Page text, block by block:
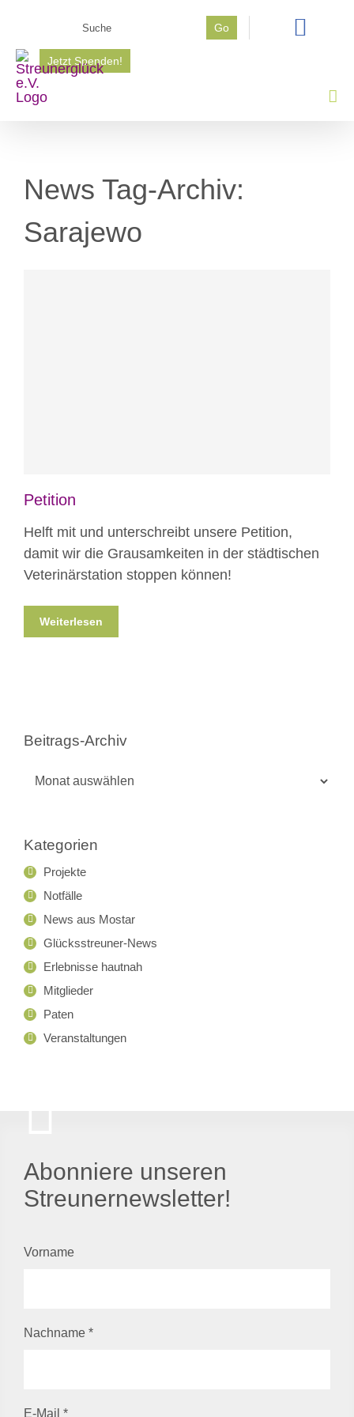
springen
Go
Jetzt Spenden!
News Tag-Archiv:
Sarajewo
Petition
Helft mit und unterschreibt unsere Petition,
damit wir die Grausamkeiten in der städtischen
Veterinärstation stoppen können!
Weiterlesen
Beitrags-Archiv
Kategorien
Projekte
Notfälle
News aus Mostar
Glücksstreuner-News
Erlebnisse hautnah
Mitglieder
Paten
Veranstaltungen
Abonniere unseren
Streunernewsletter!
Vorname
Nachname *
E-Mail *